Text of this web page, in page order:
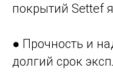
покрытий Settef
● Прочность и
долгий срок